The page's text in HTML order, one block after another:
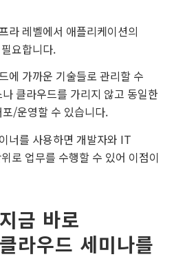
라 레벨에서 애플리케이션의
요합니다.
에 가까운 기술들로 관리할 수
클라우드를 가리지 않고 동일한
/운영할 수 있습니다.
너를 사용하면 개발자와 IT
로 업무를 수행할 수 있어 이점이
금 바로
라우드 세미나를